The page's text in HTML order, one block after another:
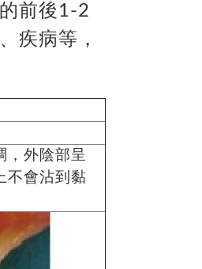
前後1-2
疾病等，
，外陰部呈
不會沾到黏